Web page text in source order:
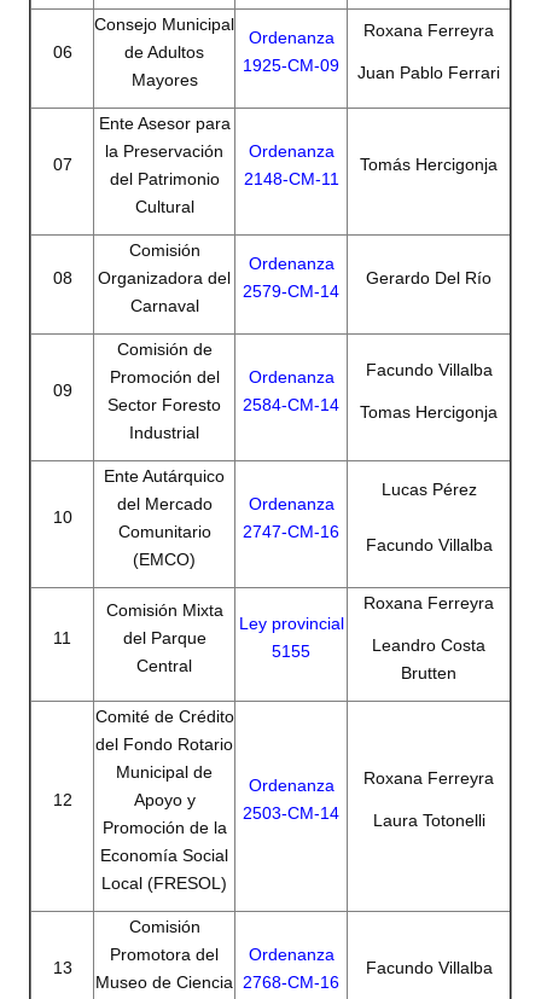
Dictámenes Asesoría Letrada
Actas de Sesión
Informes de Unidad Coordinadora
Ejecución Presupuestaria
Actas de Audiencias Públicas
NORMATIVA
Declaraciones
Resoluciones de Presidencia
INSTITUCIONAL
Noticias Destacadas
Registros y Distinciones
Datos Históricos
Premio al Mérito - Registro
Audiencias Públicas - Registro
Mujeres que Dejaron Huellas - Registro
Periodistas Decanos - Registro
Ciudadano Ilustre - Registro
06
Consejo Municipal
de Adultos
Mayores
Ordenanza
1925-CM-09
Roxana Ferreyra
Juan Pablo Ferrari
07
Ente Asesor para
la Preservación
del Patrimonio
Cultural
Ordenanza
2148-CM-11
Tomás Hercigonja
08
Comisión
Organizadora del
Carnaval
Ordenanza
2579-CM-14
Gerardo Del Río
09
Comisión de
Promoción del
Sector Foresto
Industrial
Ordenanza
2584-CM-14
Facundo Villalba
Tomas Hercigonja
10
Ente Autárquico
del Mercado
Comunitario
(EMCO)
Ordenanza
2747-CM-16
Lucas Pérez
Facundo Villalba
11
Comisión Mixta
del Parque
Central
Ley provincial
5155
Roxana Ferreyra
Leandro Costa
Brutten
12
Comité de Crédito
del Fondo Rotario
Municipal de
Apoyo y
Promoción de la
Economía Social
Local (FRESOL)
Ordenanza
2503-CM-14
Roxana Ferreyra
Laura Totonelli
13
Comisión
Promotora del
Museo de Ciencia
Ordenanza
2768-CM-16
Facundo Villalba